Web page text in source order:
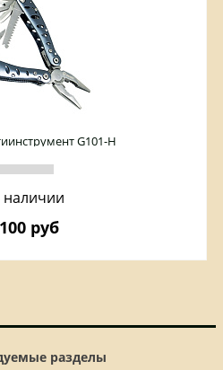
G101-H
наличии
руб
разделы